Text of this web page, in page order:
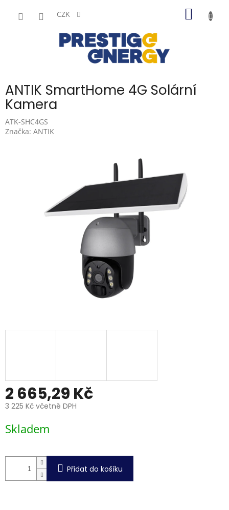
CZK
ANTIK SmartHome 4G Solární
Kamera
ATK-SHC4GS
Značka: ANTIK
2 665,29 Kč
3 225 Kč včetně DPH
cena:
Skladem
Přidat do košíku